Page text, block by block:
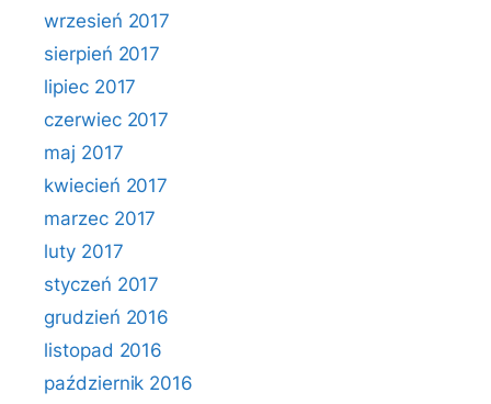
wrzesień 2017
sierpień 2017
lipiec 2017
czerwiec 2017
maj 2017
kwiecień 2017
marzec 2017
luty 2017
styczeń 2017
grudzień 2016
listopad 2016
październik 2016